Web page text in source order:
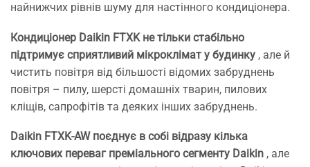
найнижчих рівнів шуму для настінного кондиціонера.
Кондиціонер Daikin FTXK не тільки стабільно
підтримує сприятливий мікроклімат у будинку , але й
чистить повітря від більшості відомих забруднень
повітря – пилу, шерсті домашніх тварин, пилових
кліщів, сапрофітів та деяких інших забруднень.
Daikin FTXK-AW поєднує в собі відразу кілька
ключових переваг преміального сегменту Daikin , але